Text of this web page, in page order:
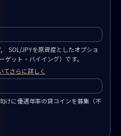
JPYを原資産としたオプショ
ット・バイイング）です。
てさらに詳しく
けに優遇年率の貸コインを募集（不